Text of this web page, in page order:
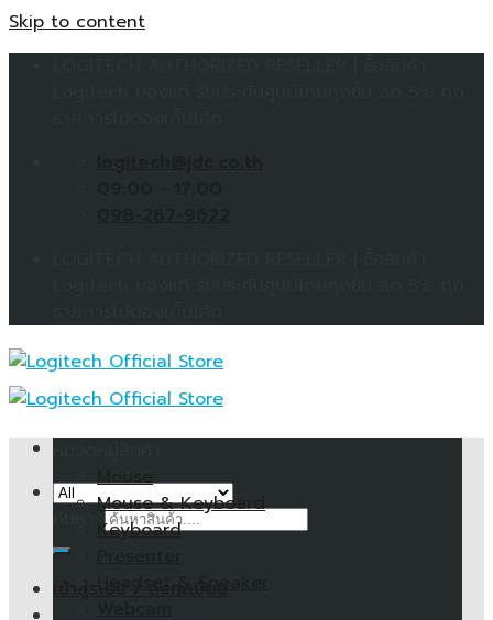
Skip to content
Mouse
Mouse & Keyboard
Keyboard